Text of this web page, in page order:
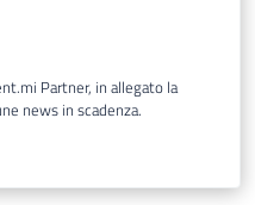
Partner, in allegato la
news in scadenza.